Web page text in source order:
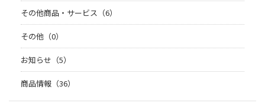
その他商品・サービス（6）
その他（0）
お知らせ（5）
商品情報（36）